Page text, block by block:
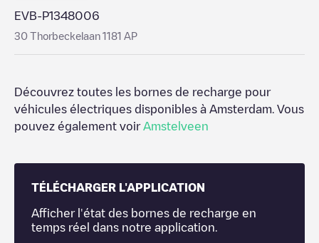
EVB-P1348006
30 Thorbeckelaan 1181 AP
Découvrez toutes les bornes de recharge pour
véhicules électriques disponibles à Amsterdam . Vous
pouvez également voir Amstelveen
TÉLÉCHARGER L'APPLICATION
Afficher l'état des bornes de recharge en
temps réel dans notre application.